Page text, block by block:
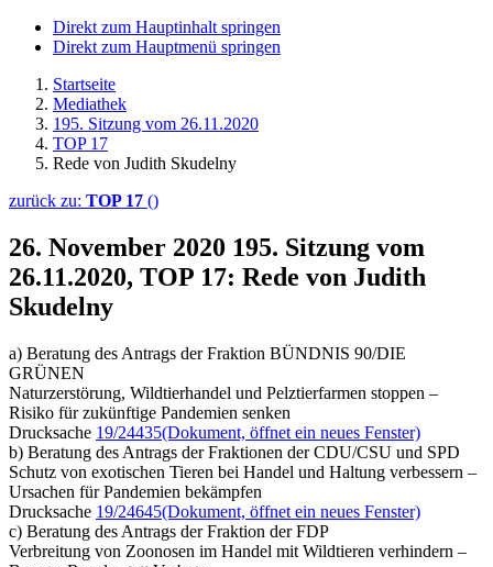
Direkt zum Hauptinhalt springen
Direkt zum Hauptmenü springen
Startseite
Mediathek
195. Sitzung vom 26.11.2020
TOP 17
Rede von Judith Skudelny
zurück zu: TOP 17 ()
26. November 2020 195. Sitzung vom
26.11.2020, TOP 17: Rede von Judith
Skudelny
a) Beratung des Antrags der Fraktion BÜNDNIS 90/DIE
GRÜNEN
Naturzerstörung, Wildtierhandel und Pelztierfarmen stoppen –
Risiko für zukünftige Pandemien senken
Drucksache 19/24435(Dokument, öffnet ein neues Fenster)
b) Beratung des Antrags der Fraktionen der CDU/CSU und SPD
Schutz von exotischen Tieren bei Handel und Haltung verbessern –
Ursachen für Pandemien bekämpfen
Drucksache 19/24645(Dokument, öffnet ein neues Fenster)
c) Beratung des Antrags der Fraktion der FDP
Verbreitung von Zoonosen im Handel mit Wildtieren verhindern –